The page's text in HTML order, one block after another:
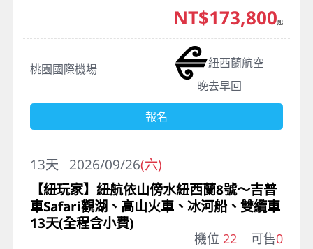
桃園國際機場
紐西蘭航空
晚去早回
NT$173,800起
報名
2026/09/26(六)
13天
【紐玩家】紐航依山傍水紐西蘭8號～吉普
車Safari觀湖、高山火車、冰河船、雙纜車
13天(全程含小費)
機位 22 可售0